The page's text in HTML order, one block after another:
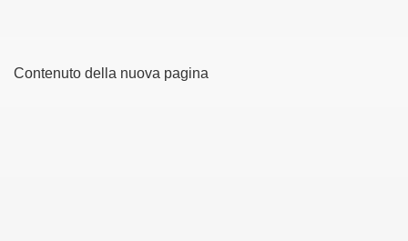
Contenuto della nuova pagina